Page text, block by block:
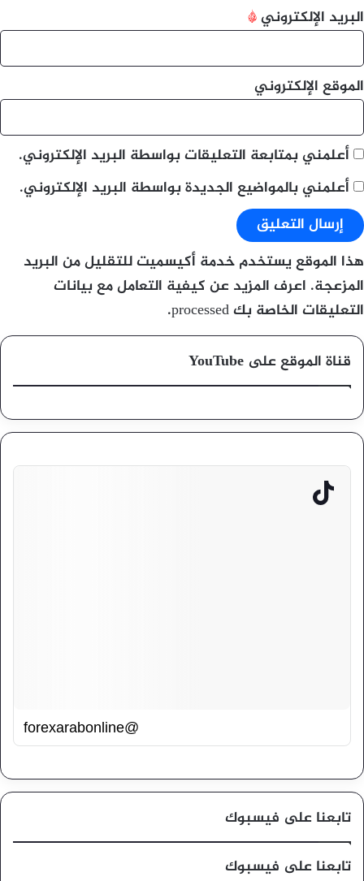
البريد الإلكتروني*
الموقع الإلكتروني
أعلمني بمتابعة التعليقات بواسطة البريد الإلكتروني.
أعلمني بالمواضيع الجديدة بواسطة البريد الإلكتروني.
هذا الموقع يستخدم خدمة أكيسميت للتقليل من البريد
المزعجة. اعرف المزيد عن كيفية التعامل مع بيانات
التعليقات الخاصة بك processed
.
قناة الموقع على YouTube
@forexarabonline
تابعنا على فيسبوك
تابعنا على فيسبوك